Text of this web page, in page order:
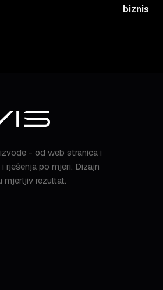
biznis
- od web stranica i
rješenja po mjeri. Dizajn
mjerljiv rezultat.